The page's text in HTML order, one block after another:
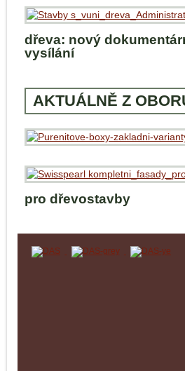
dřeva: nový
vysílání
AKTUÁLNĚ Z
pro dřevostavby